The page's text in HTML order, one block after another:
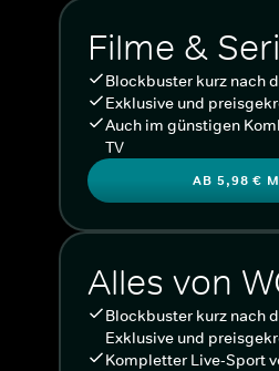
Filme &
Blockbuster kurz nach
Exklusive und
Auch im günstigen
TV
AB 5,98 €
Alles von
Blockbuster kurz nach
Exklusive und
Kompletter Live-Sport